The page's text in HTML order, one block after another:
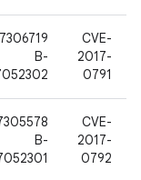
CVE-
2017-
0791
B-
CVE-
2017-
0792
B-